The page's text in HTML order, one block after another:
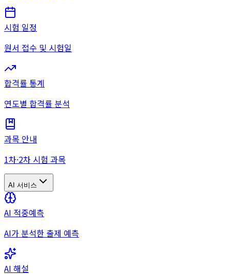
시험 일정
원서 접수 및 시험일
합격률 통계
연도별 합격률 분석
과목 안내
1차·2차 시험 과목
AI 서비스
AI 적중예측
AI가 분석한 출제 예측
AI 해설